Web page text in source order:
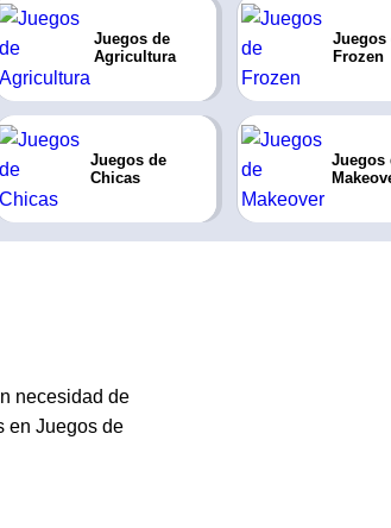
Juegos de
Agricultura
Juegos
Frozen
Juegos de
Chicas
Juegos
necesidad de
en Juegos de